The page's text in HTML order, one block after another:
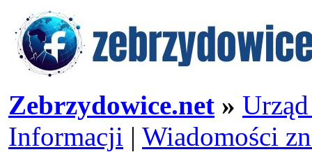
Zebrzydowice.net »
Informacji | Wiadomości